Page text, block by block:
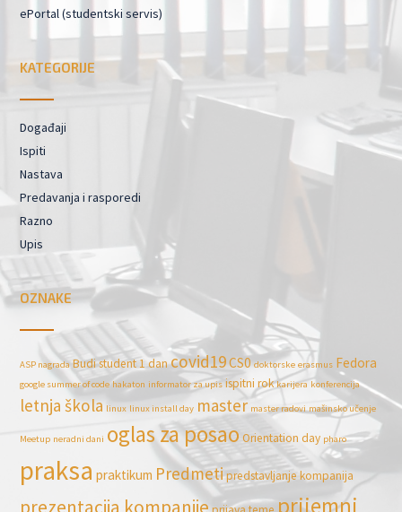
ePortal (studentski servis)
KATEGORIJE
Događaji
Ispiti
Nastava
Predavanja i rasporedi
Razno
Upis
OZNAKE
ASP nagrada Budi student 1 dancovid19CS0 doktorske erasmus Fedora
google summer of code hakaton informator za upis ispitni rok karijera konferencija
letnja škola linux linux install day master master radovi mašinsko učenje
Meetup neradni dani oglas za posao Orientation day pharo
praksa praktikum Predmetipredstavljanje kompanija
prezentacija kompanije prijemni